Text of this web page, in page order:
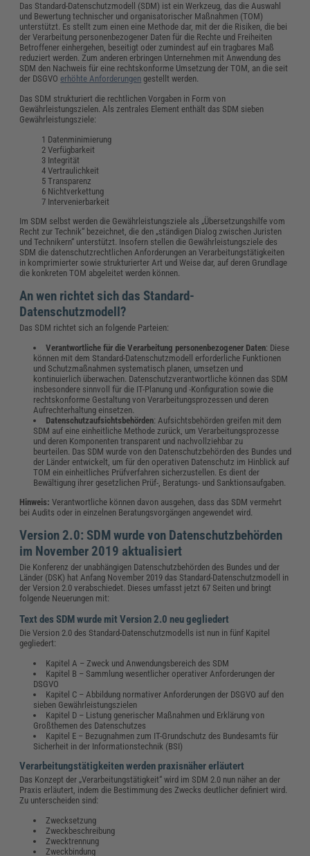
Das Standard-Datenschutzmodell (SDM) ist ein Werkzeug, das die Auswahl
und Bewertung technischer und organisatorischer Maßnahmen (TOM)
unterstützt. Es stellt zum einen eine Methode dar, mit der die Risiken, die bei
der Verarbeitung personenbezogener Daten für die Rechte und Freiheiten
Betroffener einhergehen, beseitigt oder zumindest auf ein tragbares Maß
reduziert werden. Zum anderen erbringen Unternehmen mit Anwendung des
SDM den Nachweis für eine rechtskonforme Umsetzung der TOM, an die seit
der DSGVOerhöhte Anforderungen gestellt werden.
Das SDM strukturiert die rechtlichen Vorgaben in Form von
Gewährleistungszielen. Als zentrales Element enthält das SDM sieben
Gewährleistungsziele:
Datenminimierung
Verfügbarkeit
Integrität
Vertraulichkeit
Transparenz
Nichtverkettung
Intervenierbarkeit
Im SDM selbst werden die Gewährleistungsziele als „Übersetzungshilfe vom
Recht zur Technik“ bezeichnet, die den „ständigen Dialog zwischen Juristen
und Technikern“ unterstützt. Insofern stellen die Gewährleistungsziele des
SDM die datenschutzrechtlichen Anforderungen an Verarbeitungstätigkeiten
in komprimierter sowie strukturierter Art und Weise dar, auf deren Grundlage
die konkreten TOM abgeleitet werden können.
An wen richtet sich das Standard-
Datenschutzmodell?
Das SDM richtet sich an folgende Parteien:
Verantwortliche für die Verarbeitung personenbezogener Daten: Diese
können mit dem Standard-Datenschutzmodell erforderliche Funktionen
und Schutzmaßnahmen systematisch planen, umsetzen und
kontinuierlich überwachen. Datenschutzverantwortliche können das SDM
insbesondere sinnvoll für die IT-Planung und -Konfiguration sowie die
rechtskonforme Gestaltung von Verarbeitungsprozessen und deren
Aufrechterhaltung einsetzen.
Datenschutzaufsichtsbehörden: Aufsichtsbehörden greifen mit dem
SDM auf eine einheitliche Methode zurück, um Verarbeitungsprozesse
und deren Komponenten transparent und nachvollziehbar zu
beurteilen. Das SDM wurde von den Datenschutzbehörden des Bundes und
der Länder entwickelt, um für den operativen Datenschutz im Hinblick auf
TOM ein einheitliches Prüfverfahren sicherzustellen. Es dient der
Bewältigung ihrer gesetzlichen Prüf-, Beratungs- und Sanktionsaufgaben.
Hinweis: Verantwortliche können davon ausgehen, dass das SDM vermehrt
bei Audits oder in einzelnen Beratungsvorgängen angewendet wird.
Version 2.0: SDM wurde von Datenschutzbehörden
im November 2019 aktualisiert
Die Konferenz der unabhängigen Datenschutzbehörden des Bundes und der
Länder (DSK) hat Anfang November 2019 das Standard-Datenschutzmodell in
der Version 2.0 verabschiedet. Dieses umfasst jetzt 67 Seiten und bringt
folgende Neuerungen mit:
Text des SDM wurde mit Version 2.0 neu gegliedert
Die Version 2.0 des Standard-Datenschutzmodells ist nun in fünf Kapitel
gegliedert:
Kapitel A – Zweck und Anwendungsbereich des SDM
Kapitel B – Sammlung wesentlicher operativer Anforderungen der
DSGVO
Kapitel C – Abbildung normativer Anforderungen der DSGVO auf den
sieben Gewährleistungszielen
Kapitel D – Listung generischer Maßnahmen und Erklärung von
Großthemen des Datenschutzes
Kapitel E – Bezugnahmen zum IT-Grundschutz des Bundesamts für
Sicherheit in der Informationstechnik (BSI)
Verarbeitungstätigkeiten werden praxisnäher erläutert
Das Konzept der „Verarbeitungstätigkeit“ wird im SDM 2.0 nun näher an der
Praxis erläutert, indem die Bestimmung des Zwecks deutlicher definiert wird.
Zu unterscheiden sind:
Zwecksetzung
Zweckbeschreibung
Zwecktrennung
Zweckbindung